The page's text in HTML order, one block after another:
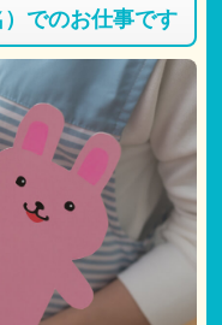
でのお仕事です